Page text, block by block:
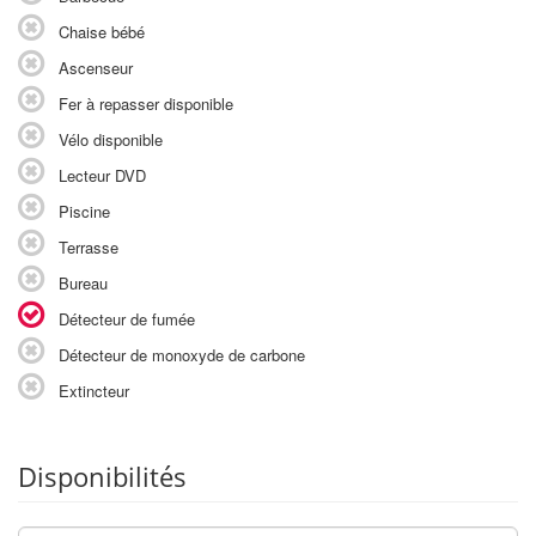
Chaise bébé
Ascenseur
Fer à repasser disponible
Vélo disponible
Lecteur DVD
Piscine
Terrasse
Bureau
Détecteur de fumée
Détecteur de monoxyde de carbone
Extincteur
Disponibilités